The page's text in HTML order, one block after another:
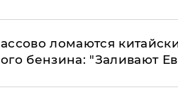
ломаются
бензина: "Заливают